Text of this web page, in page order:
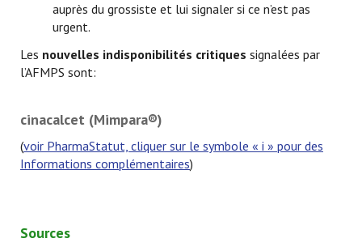
auprès du grossiste et lui signaler si ce n’est pas
urgent.
Les nouvelles indisponibilités critiques signalées par
l’AFMPS sont:
cinacalcet (Mimpara®)
(voir PharmaStatut, cliquer sur le symbole « i » pour des
Informations complémentaires)
Sources